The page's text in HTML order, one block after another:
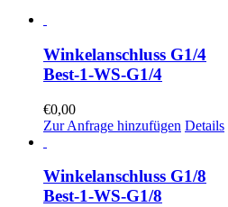
Winkelanschluss G1/4
Best-1-WS-G1/4
€0,00
Zur Anfrage hinzufügen Details
Winkelanschluss G1/8
Best-1-WS-G1/8